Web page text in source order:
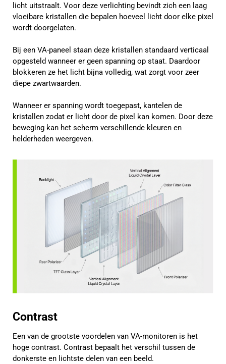
licht uitstraalt. Voor deze verlichting bevindt zich een laag
vloeibare kristallen die bepalen hoeveel licht door elke pixel
wordt doorgelaten.
Bij een VA-paneel staan deze kristallen standaard verticaal
opgesteld wanneer er geen spanning op staat. Daardoor
blokkeren ze het licht bijna volledig, wat zorgt voor zeer
diepe zwartwaarden.
Wanneer er spanning wordt toegepast, kantelen de
kristallen zodat er licht door de pixel kan komen. Door deze
beweging kan het scherm verschillende kleuren en
helderheden weergeven.
Contrast
Een van de grootste voordelen van VA-monitoren is het
hoge contrast. Contrast bepaalt het verschil tussen de
donkerste en lichtste delen van een beeld.